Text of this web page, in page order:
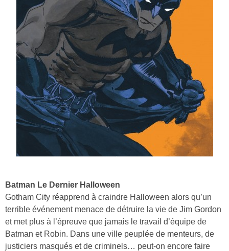
Batman Le Dernier Halloween
Gotham City réapprend à craindre Halloween alors qu’un
terrible événement menace de détruire la vie de Jim Gordon
et met plus à l’épreuve que jamais le travail d’équipe de
Batman et Robin. Dans une ville peuplée de menteurs, de
justiciers masqués et de criminels… peut-on encore faire